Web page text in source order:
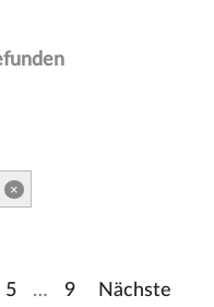
×
5 … 9 Nächste